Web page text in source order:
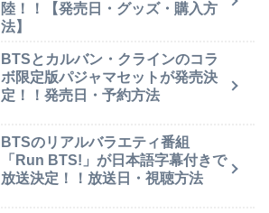
陸！！【発売日・グッズ・購入方
法】
BTSとカルバン・クラインのコラ
ボ限定版パジャマセットが発売決
定！！発売日・予約方法
BTSのリアルバラエティ番組
「Run BTS!」が日本語字幕付きで
放送決定！！放送日・視聴方法